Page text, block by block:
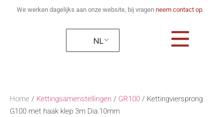
We werken dagelijks aan onze website, bij vragen neem contact op.
NL
Home / Kettingsamenstellingen / GR100/ Kettingviersprong
G100 met haak klep 3m Dia.10mm